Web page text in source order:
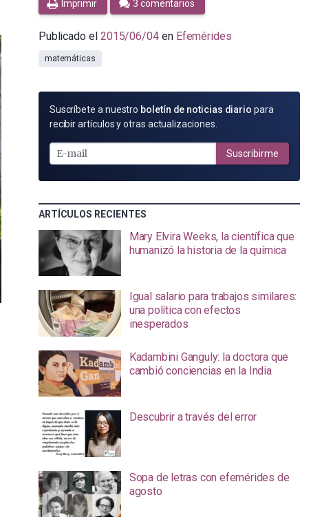
Imprimir 3 comentarios
Publicado el 2015/06/04 en Efemérides
matemáticas
SUSCRÍBETE
POR
MAIL
Suscríbete a nuestro boletín de noticias diario para
recibir artículos y otras actualizaciones.
Suscribirme
ARTÍCULOS RECIENTES
Mary Elvira Weeks, la científica que
humanizó la historia de la química
Igual salario para trabajos similares:
una política con efectos
inesperados
Kadambini Ganguly: la doctora que
cambió conciencias en la India
Descubrir a través del error
Sopa de letras con efemérides de
agosto